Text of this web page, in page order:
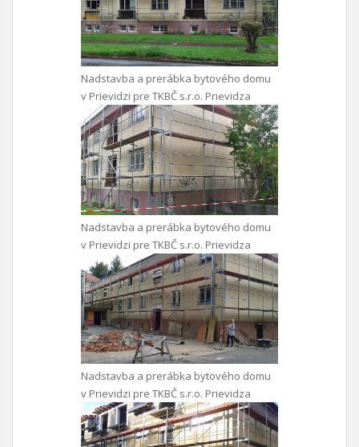
Nadstavba a prerábka bytového domu
v Prievidzi pre TKBČ s.r.o. Prievidza
Nadstavba a prerábka bytového domu
v Prievidzi pre TKBČ s.r.o. Prievidza
Nadstavba a prerábka bytového domu
v Prievidzi pre TKBČ s.r.o. Prievidza